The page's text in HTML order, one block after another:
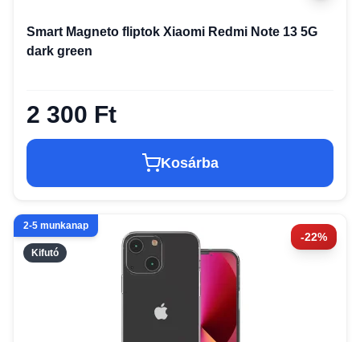
Smart Magneto fliptok Xiaomi Redmi Note 13 5G
dark green
2 300 Ft
Kosárba
Kifutó
-22%
2-5 munkanap